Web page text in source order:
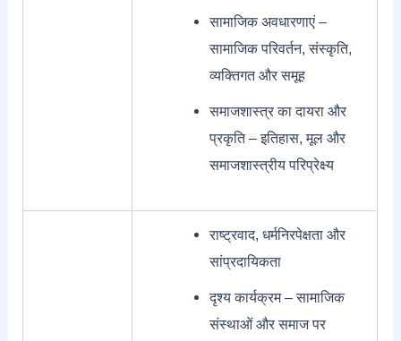
सामाजिक अवधारणाएं –
सामाजिक परिवर्तन, संस्कृति,
व्यक्तिगत और समूह
समाजशास्त्र का दायरा और
प्रकृति – इतिहास, मूल और
समाजशास्त्रीय परिप्रेक्ष्य
राष्ट्रवाद, धर्मनिरपेक्षता और
सांप्रदायिकता
दृश्य कार्यक्रम – सामाजिक
संस्थाओं और समाज पर